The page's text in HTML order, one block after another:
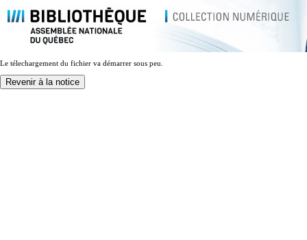
Le télechargement du fichier va démarrer sous peu.